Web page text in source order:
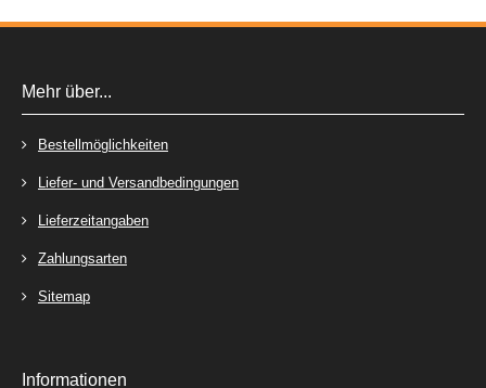
Mehr über...
Bestellmöglichkeiten
Liefer- und Versandbedingungen
Lieferzeitangaben
Zahlungsarten
Sitemap
Informationen